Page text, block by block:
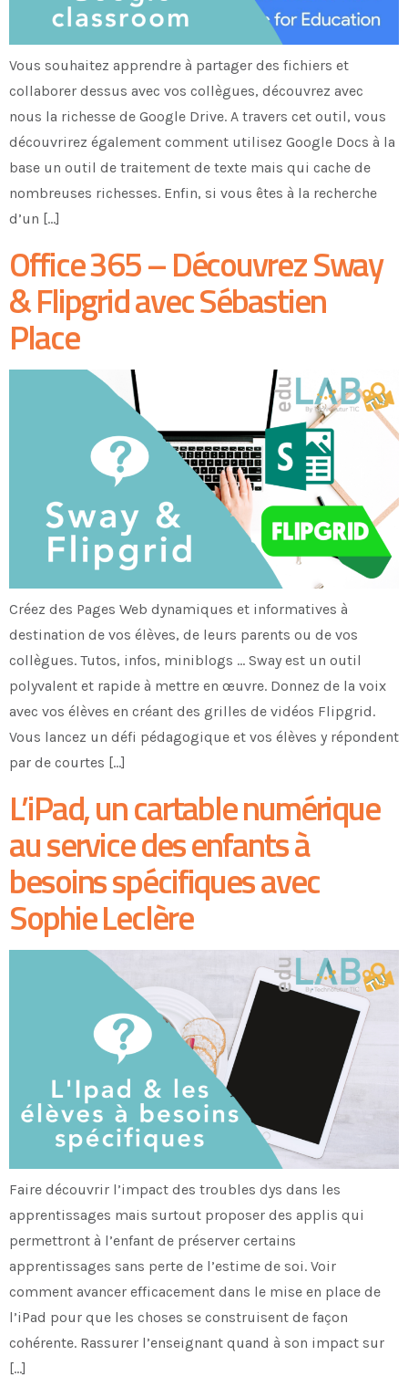
Vous souhaitez apprendre à partager des fichiers et
collaborer dessus avec vos collègues, découvrez avec
nous la richesse de Google Drive. A travers cet outil, vous
découvrirez également comment utilisez Google Docs à la
base un outil de traitement de texte mais qui cache de
nombreuses richesses. Enfin, si vous êtes à la recherche
d’un […]
Office 365 – Découvrez Sway
& Flipgrid avec Sébastien
Place
Créez des Pages Web dynamiques et informatives à
destination de vos élèves, de leurs parents ou de vos
collègues. Tutos, infos, miniblogs … Sway est un outil
polyvalent et rapide à mettre en œuvre. Donnez de la voix
avec vos élèves en créant des grilles de vidéos Flipgrid.
Vous lancez un défi pédagogique et vos élèves y répondent
par de courtes […]
L’iPad, un cartable numérique
au service des enfants à
besoins spécifiques avec
Sophie Leclère
Faire découvrir l’impact des troubles dys dans les
apprentissages mais surtout proposer des applis qui
permettront à l’enfant de préserver certains
apprentissages sans perte de l’estime de soi. Voir
comment avancer efficacement dans le mise en place de
l’iPad pour que les choses se construisent de façon
cohérente. Rassurer l’enseignant quand à son impact sur
[…]